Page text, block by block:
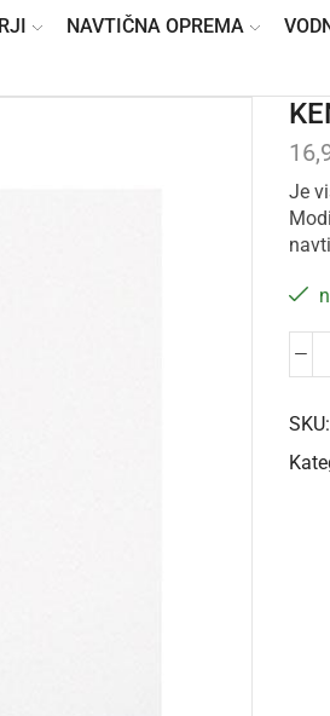
NAVTIČNA OPREMA
Je
SKU: